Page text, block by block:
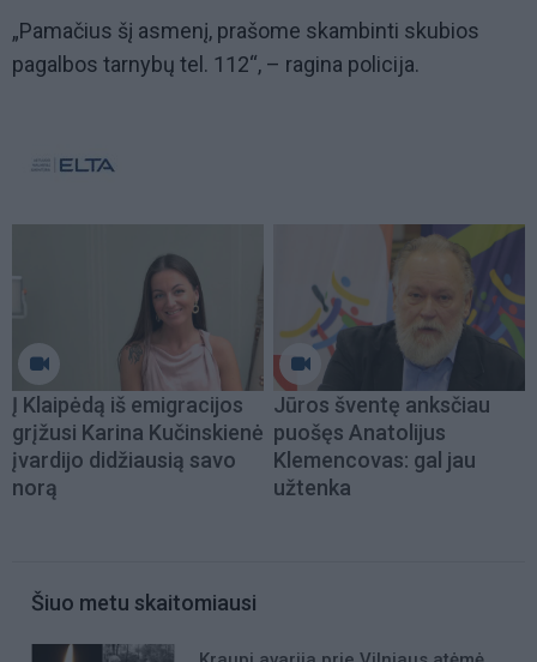
„Pamačius šį asmenį, prašome skambinti skubios
pagalbos tarnybų tel. 112“, – ragina policija.
Į Klaipėdą iš emigracijos
grįžusi Karina Kučinskienė
įvardijo didžiausią savo
norą
Jūros šventę anksčiau
puošęs Anatolijus
Klemencovas: gal jau
užtenka
Šiuo metu skaitomiausi